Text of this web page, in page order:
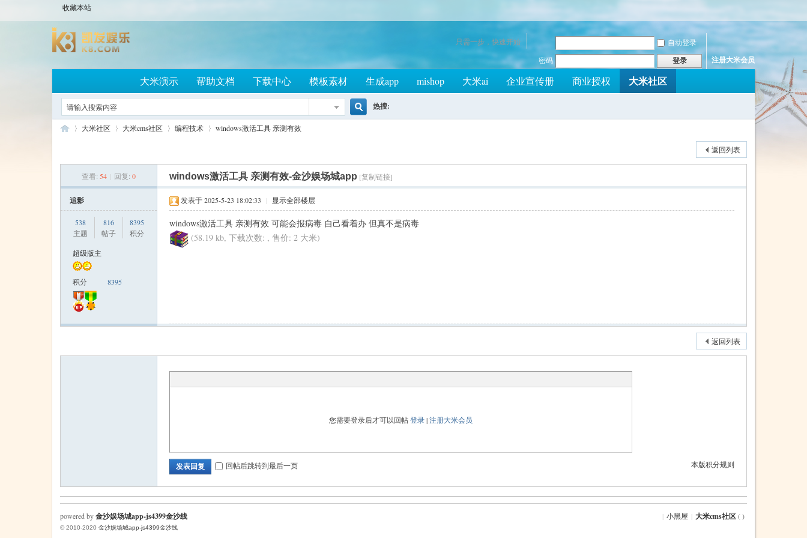
收藏本站
自动登录
密码
登录 注册大米会员
只需一步，快速开始
大米演示 帮助文档 下载中心 模板素材 生成app mishop 大米ai 企业宣传册 商业授权 大米社区
索
热搜:
大米社区 大米cms社区 编程技术
›
windows激活工具 亲测有效
返回列表
查看: 54 回复: 0 windows激活工具 亲测有效-金沙娱场城app [复制链接]
追影
538
主题
816
帖子
8395
积分
超级版主
积分 8395
发表于 2025-5-23 18:02:33 | 显示全部楼层
windows激活工具 亲测有效 可能会报病毒 自己看着办 但真不是病毒
(58.19 kb, 下载次数: , 售价: 2 大米)
返回列表
您需要登录后才可以回帖登录|注册大米会员
本版积分规则
发表回复 回帖后跳转到最后一页
| 小黑屋 | 大米cms社区( )
powered by金沙娱场城app-js4399金沙线
© 2010-2020 金沙娱场城app-js4399金沙线